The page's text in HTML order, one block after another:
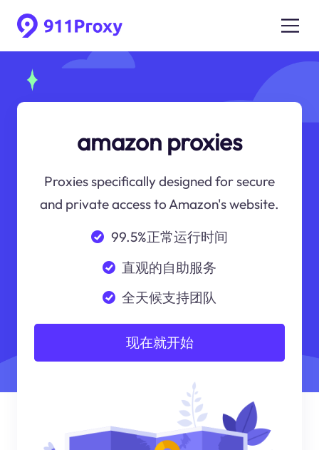
amazon proxies
Proxies specifically designed for secure
and private access to Amazon's website.
99.5%正常运行时间
直观的自助服务
全天候支持团队
现在就开始